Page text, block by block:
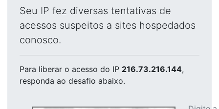
Seu IP fez diversas tentativas de
acessos suspeitos a sites hospedados
conosco.
Para liberar o acesso do IP 216.73.216.144,
responda ao desafio abaixo.